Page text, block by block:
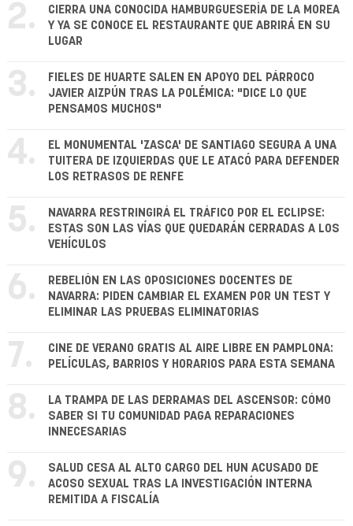
2.
CIERRA UNA CONOCIDA HAMBURGUESERÍA DE LA MOREA
Y YA SE CONOCE EL RESTAURANTE QUE ABRIRÁ EN SU
LUGAR
3.
FIELES DE HUARTE SALEN EN APOYO DEL PÁRROCO
JAVIER AIZPÚN TRAS LA POLÉMICA: "DICE LO QUE
PENSAMOS MUCHOS"
4.
EL MONUMENTAL 'ZASCA' DE SANTIAGO SEGURA A UNA
TUITERA DE IZQUIERDAS QUE LE ATACÓ PARA DEFENDER
LOS RETRASOS DE RENFE
5.
NAVARRA RESTRINGIRÁ EL TRÁFICO POR EL ECLIPSE:
ESTAS SON LAS VÍAS QUE QUEDARÁN CERRADAS A LOS
VEHÍCULOS
6.
REBELIÓN EN LAS OPOSICIONES DOCENTES DE
NAVARRA: PIDEN CAMBIAR EL EXAMEN POR UN TEST Y
ELIMINAR LAS PRUEBAS ELIMINATORIAS
7.
CINE DE VERANO GRATIS AL AIRE LIBRE EN PAMPLONA:
PELÍCULAS, BARRIOS Y HORARIOS PARA ESTA SEMANA
8.
LA TRAMPA DE LAS DERRAMAS DEL ASCENSOR: CÓMO
SABER SI TU COMUNIDAD PAGA REPARACIONES
INNECESARIAS
9.
SALUD CESA AL ALTO CARGO DEL HUN ACUSADO DE
ACOSO SEXUAL TRAS LA INVESTIGACIÓN INTERNA
REMITIDA A FISCALÍA